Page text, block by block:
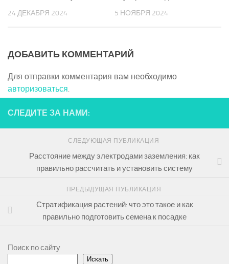
24 ДЕКАБРЯ 2024 5 НОЯБРЯ 2024
ДОБАВИТЬ КОММЕНТАРИЙ
Для отправки комментария вам необходимо
авторизоваться.
СЛЕДИТЕ ЗА НАМИ:
СЛЕДУЮЩАЯ ПУБЛИКАЦИЯ
Расстояние между электродами заземления: как
правильно рассчитать и установить систему
ПРЕДЫДУЩАЯ ПУБЛИКАЦИЯ
Стратификация растений: что это такое и как
правильно подготовить семена к посадке
Поиск по сайту
Искать